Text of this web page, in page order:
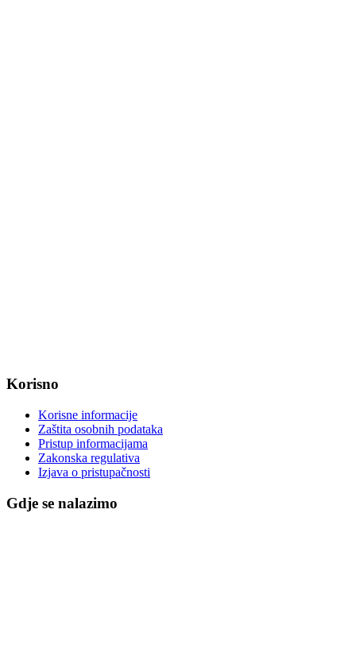
Korisno
Korisne informacije
Zaštita osobnih podataka
Pristup informacijama
Zakonska regulativa
Izjava o pristupačnosti
Gdje se nalazimo